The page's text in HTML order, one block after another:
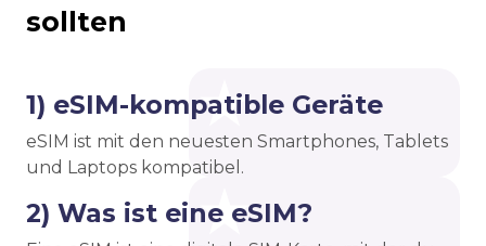
sollten
1) eSIM-kompatible Geräte
eSIM ist mit den neuesten Smartphones, Tablets
und Laptops kompatibel.
2) Was ist eine eSIM?